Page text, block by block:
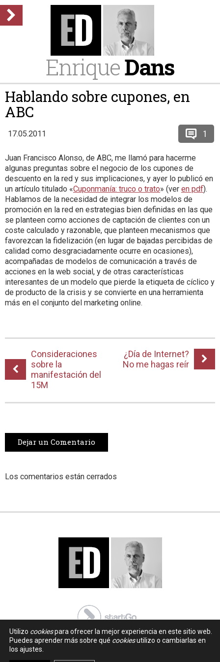
EnriqueDans
Hablando sobre cupones, en
ABC
17.05.2011 1
Juan Francisco Alonso, de ABC, me llamó para hacerme
algunas preguntas sobre el negocio de los cupones de
descuento en la red y sus implicaciones, y ayer lo publicó en
un artículo titulado «Cuponmanía: truco o trato» (ver en pdf).
Hablamos de la necesidad de integrar los modelos de
promoción en la red en estrategias bien definidas en las que
se planteen como acciones de captación de clientes con un
coste calculado y razonable, que planteen mecanismos que
favorezcan la fidelización (en lugar de bajadas percibidas de
calidad como desgraciadamente ocurre en ocasiones),
acompañadas de modelos de comunicación a través de
acciones en la web social, y de otras características
interesantes de un modelo que pierde la etiqueta de cíclico y
de producto de la crisis y se convierte en una herramienta
más en el conjunto del marketing online.
Consideraciones
sobre la
manifestación del
15M
¿Día de Internet?
No me hagas reír
Dejar un Comentario
Los comentarios están cerrados
Utilizo cookiespara ofrecer la mejor experiencia en este sitio web.
Puedes aprender más sobre qué cookiesutilizo o cambiarlas en
los ajustes.